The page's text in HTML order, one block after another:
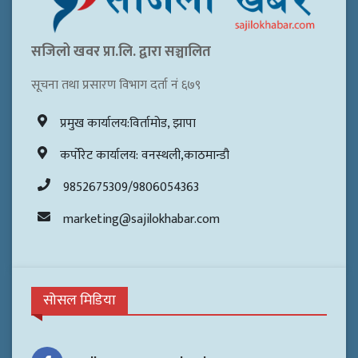
सजिलो खवर प्रा.लि. द्वारा सञ्चालित
सूचना तथा प्रसारण विभाग दर्ता नं ६७९
प्रमुख कार्यालय:विर्तामोड, झापा
कर्पोरेट कार्यालय: वनस्थली,काठमान्डौ
9852675309/9806054363
marketing@sajilokhabar.com
सोसल मिडिया